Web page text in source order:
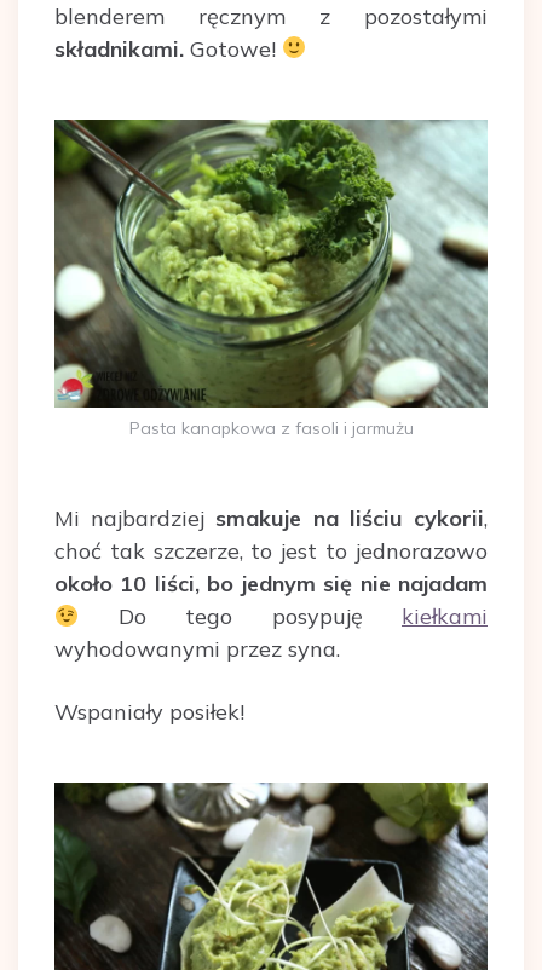
blenderem ręcznym z pozostałymi
składnikami. Gotowe!
Pasta kanapkowa z fasoli i jarmużu
Mi najbardziej smakuje na liściu cykorii,
choć tak szczerze, to jest to jednorazowo
około 10 liści, bo jednym się nie najadam
Do tego posypuję kiełkami
wyhodowanymi przez syna.
Wspaniały posiłek!